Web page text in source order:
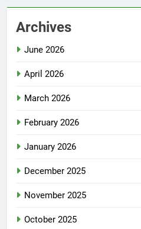
Archives
June 2026
April 2026
March 2026
February 2026
January 2026
December 2025
November 2025
October 2025